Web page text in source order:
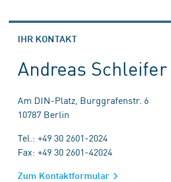
IHR KONTAKT
Andreas Schleifer
Am DIN-Platz, Burggrafenstr. 6
10787 Berlin
Tel.: +49 30 2601-2024
Fax: +49 30 2601-42024
Zum Kontaktformular